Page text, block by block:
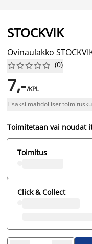
STOCKVIK
Ovinaulakko





 (0)
7,-/KPL
Lisäksi mahdolliset
Toimitetaan vai noudat
Toimitus
Click & Collect